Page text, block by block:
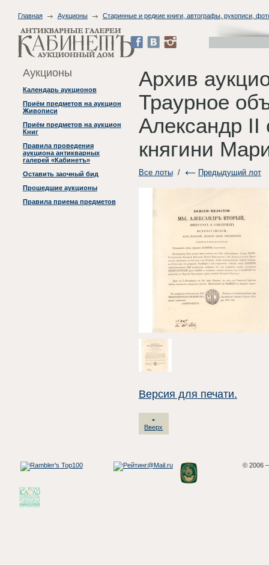
Главная Аукционы Старинные и редкие книги, автографы, рукописи,
Аукционы
Календарь аукционов
Приём предметов на аукцион
Живописи
Приём предметов на аукцион
Книг
Правила проведения
аукциона антикварных
галерей «Кабинетъ»
Оставить заочный бид
Прошедшие аукционы
Правила приема предметов
Архив
Траурное
Александр II
княгини
Все лоты/ Предыдущий лот
Версия для печати.
Вверх
© 2006